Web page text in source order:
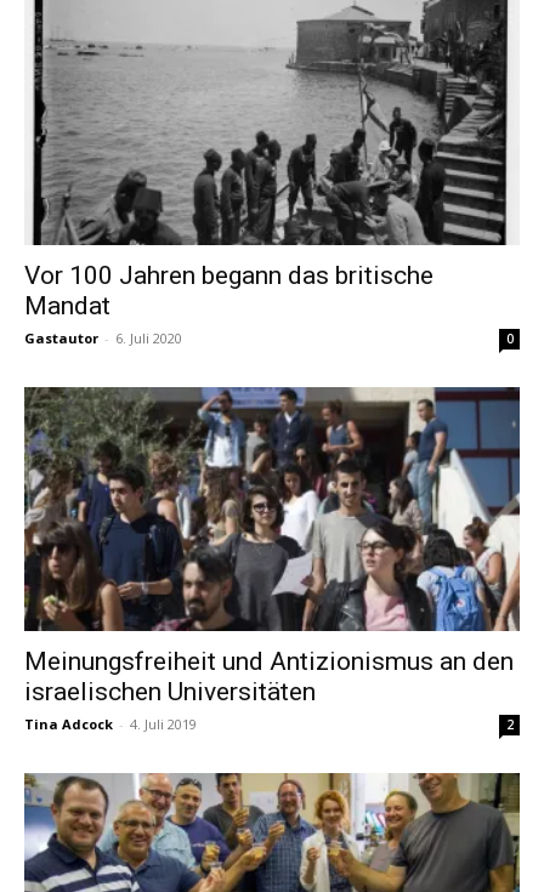
Vor 100 Jahren begann das britische
Mandat
Gastautor - 6. Juli 2020 0
Meinungsfreiheit und Antizionismus an den
israelischen Universitäten
Tina Adcock - 4. Juli 2019 2